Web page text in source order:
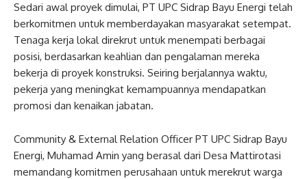
Sedari awal proyek dimulai, PT UPC Sidrap Bayu Energi telah
berkomitmen untuk memberdayakan masyarakat setempat.
Tenaga kerja lokal direkrut untuk menempati berbagai
posisi, berdasarkan keahlian dan pengalaman mereka
bekerja di proyek konstruksi. Seiring berjalannya waktu,
pekerja yang meningkat kemampuannya mendapatkan
promosi dan kenaikan jabatan.
Community & External Relation Officer PT UPC Sidrap Bayu
Energi, Muhamad Amin yang berasal dari Desa Mattirotasi
memandang komitmen perusahaan untuk merekrut warga